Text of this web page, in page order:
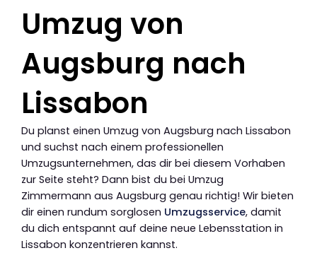
Umzug von
Augsburg nach
Lissabon
Du planst einen Umzug von Augsburg nach Lissabon
und suchst nach einem professionellen
Umzugsunternehmen, das dir bei diesem Vorhaben
zur Seite steht? Dann bist du bei Umzug
Zimmermann aus Augsburg genau richtig! Wir bieten
dir einen rundum sorglosen Umzugsservice, damit
du dich entspannt auf deine neue Lebensstation in
Lissabon konzentrieren kannst.